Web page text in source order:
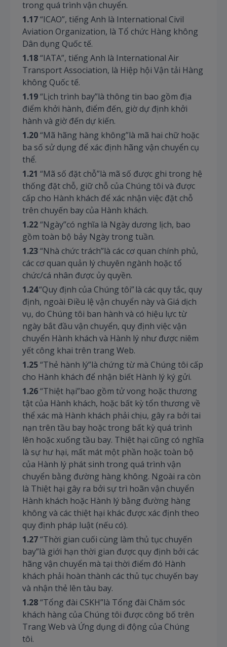
trong quá trình vận chuyển.
1.17“ICAO”, tiếng Anh là International Civil
Aviation Organization, là Tổ chức Hàng không
Dân dụng Quốc tế.
1.18“IATA”, tiếng Anh là International Air
Transport Association, là Hiệp hội Vận tải Hàng
không Quốc tế.
1.19“Lịch trình bay”là thông tin bao gồm địa
điểm khởi hành, điểm đến, giờ dự định khởi
hành và giờ đến dự kiến.
1.20“Mã hãng hàng không”là mã hai chữ hoặc
ba số sử dụng để xác định hãng vận chuyển cụ
thể.
1.21 “Mã số đặt chỗ”là mã số được ghi trong hệ
thống đặt chỗ, giữ chỗ của Chúng tôi và được
cấp cho Hành khách để xác nhận việc đặt chỗ
trên chuyến bay của Hành khách.
1.22“Ngày”có nghĩa là Ngày dương lịch, bao
gồm toàn bộ bảy Ngày trong tuần.
1.23“Nhà chức trách”là các cơ quan chính phủ,
các cơ quan quản lý chuyên ngành hoặc tổ
chức/cá nhân được ủy quyền.
1.24“Quy định của Chúng tôi” là các quy tắc, quy
định, ngoài Điều lệ vận chuyển này và Giá dịch
vụ, do Chúng tôi ban hành và có hiệu lực từ
ngày bắt đầu vận chuyển, quy định việc vận
chuyển Hành khách và Hành lý như được niêm
yết công khai trên trang Web.
1.25“Thẻ hành lý”là chứng từ mà Chúng tôi cấp
cho Hành khách để nhận biết Hành lý ký gửi.
1.26“Thiệt hại”bao gồm tử vong hoặc thương
tật của Hành khách, hoặc bất kỳ tổn thương về
thể xác mà Hành khách phải chịu, gây ra bởi tai
nạn trên tầu bay hoặc trong bất kỳ quá trình
lên hoặc xuống tầu bay. Thiệt hại cũng có nghĩa
là sự hư hại, mất mát một phần hoặc toàn bộ
của Hành lý phát sinh trong quá trình vận
chuyển bằng đường hàng không. Ngoài ra còn
là Thiệt hại gây ra bởi sự trì hoãn vận chuyển
Hành khách hoặc Hành lý bằng đường hàng
không và các thiệt hại khác được xác định theo
quy định pháp luật (nếu có).
1.27“Thời gian cuối cùng làm thủ tục chuyến
bay”là giới hạn thời gian được quy định bởi các
hãng vận chuyển mà tại thời điểm đó Hành
khách phải hoàn thành các thủ tục chuyến bay
và nhận thẻ lên tàu bay.
1.28“Tổng đài CSKH”là Tổng đài Chăm sóc
khách hàng của Chúng tôi được công bố trên
Trang Web và Ứng dụng di động của Chúng
tôi.